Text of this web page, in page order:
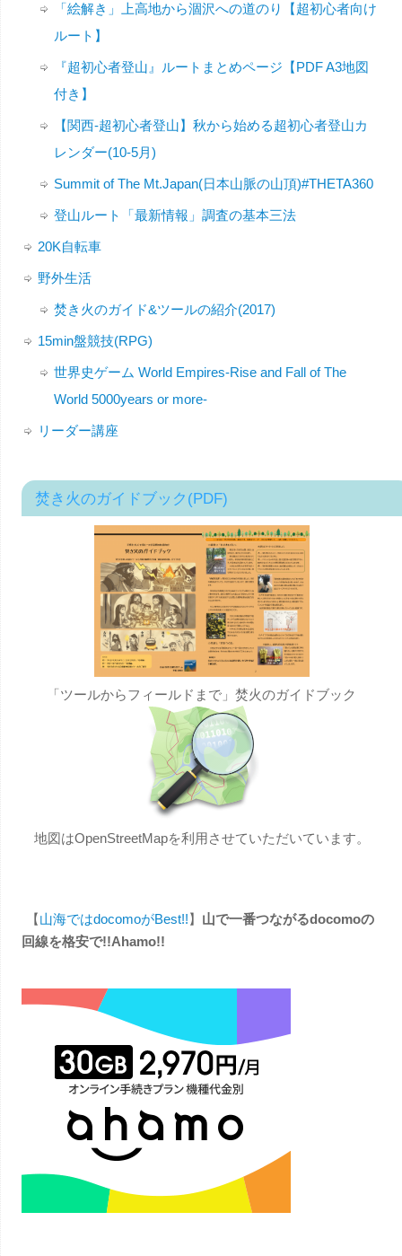
「絵解き」上高地から涸沢への道のり【超初心者向け
ルート】
『超初心者登山』ルートまとめページ【PDF A3地図
付き】
【関西-超初心者登山】秋から始める超初心者登山カ
レンダー(10-5月)
Summit of The Mt.Japan(日本山脈の山頂)#THETA360
登山ルート「最新情報」調査の基本三法
20K自転車
野外生活
焚き火のガイド&ツールの紹介(2017)
15min盤競技(RPG)
世界史ゲーム World Empires-Rise and Fall of The
World 5000years or more-
リーダー講座
焚き火のガイドブック(PDF)
「ツールからフィールドまで」焚火のガイドブック
地図はOpenStreetMapを利用させていただいています。
【山海ではdocomoがBest!!】 山で一番つながるdocomoの
回線を格安で!!Ahamo!!